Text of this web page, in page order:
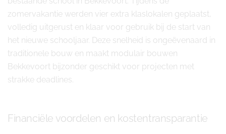
zomervakantie werden vier extra klaslokalen geplaatst,
volledig uitgerust en klaar voor gebruik bij de start van
het nieuwe schooljaar. Deze snelheid is ongeëvenaard in
traditionele bouw en maakt modulair bouwen
Bekkevoort bijzonder geschikt voor projecten met
strakke deadlines.
Financiële voordelen en kostentransparantie